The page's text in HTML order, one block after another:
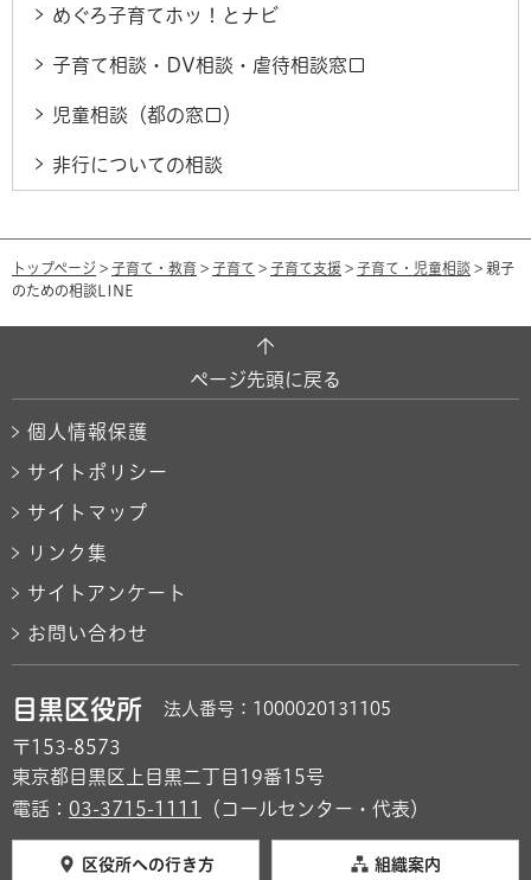
めぐろ子育てホッ！とナビ
子育て相談・DV相談・虐待相談窓口
児童相談（都の窓口）
非行についての相談
トップページ > 子育て・教育 > 子育て > 子育て支援 > 子育て・児童相談 > 親子
のための相談LINE
ページ先頭に戻る
個人情報保護
サイトポリシー
サイトマップ
リンク集
サイトアンケート
お問い合わせ
目黒区役所 法人番号：1000020131105
〒153-8573
東京都目黒区上目黒二丁目19番15号
電話： 03-3715-1111 （コールセンター・代表）
区役所への行き方 組織案内